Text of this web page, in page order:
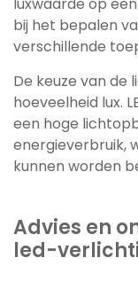
bij het bepalen
verschillende
De keuze van
hoeveelheid lux.
een hoge
energieverbruik,
kunnen worden
Advies en
led-